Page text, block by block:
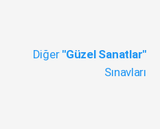
Diğer "Güzel Sanatlar"
Sınavları